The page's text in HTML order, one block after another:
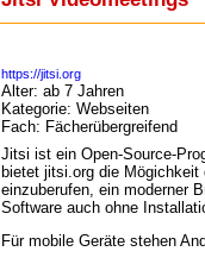
https://jitsi.org
Alter: ab 7 Jahren
Kategorie: Webseiten
Fach: Fächerübergreifend
Jitsi ist ein Open-Source-
bietet jitsi.org die
einzuberufen, ein moderner
Software auch ohne
Für mobile Geräte stehen